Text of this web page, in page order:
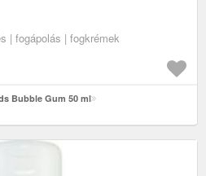
| fogápolás | fogkrémek
Bubble Gum 50 ml